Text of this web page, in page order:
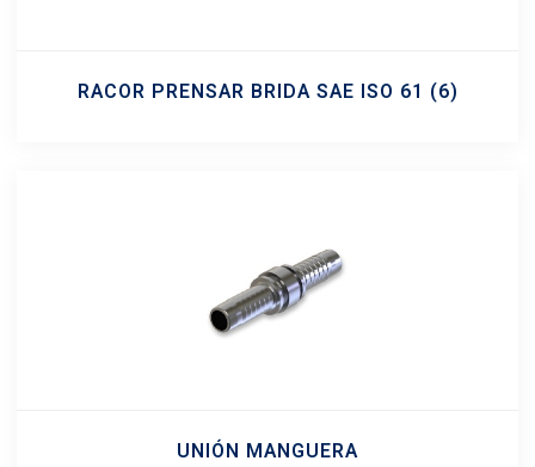
RACOR PRENSAR BRIDA SAE ISO 61 (6)
UNIÓN MANGUERA